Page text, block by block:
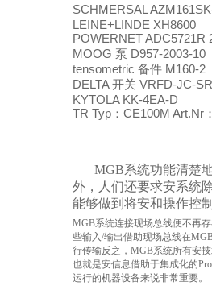
SCHMERSAL
LEINE+LINDE XH8600
POWERNET ADC5721R
MOOG 泵 D957-2003-10
tensometric 备件 M160-2
DELTA开关 VRFD-JC-
KYTOLA KK-4EA-D
TR Typ ： CE100M Art.Nr
MGB系统功能清楚
外，人们还要求安系统
能够做到将安和操作控
MGB系统连接现场总线便不再
些输入/输出借助现场总线在
行传输反之， MGB系统所有安
也就是安信息借助于集成化的
运行的机器设备来说非常重要。